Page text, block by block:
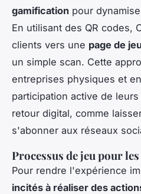
gamification pour
En utilisant des QR codes,
clients vers une page de
un simple scan. Cette
entreprises physiques et
participation active de
retour digital, comme
s'abonner aux réseaux
Processus de jeu pour
Pour rendre l'expérience
incités à réaliser des